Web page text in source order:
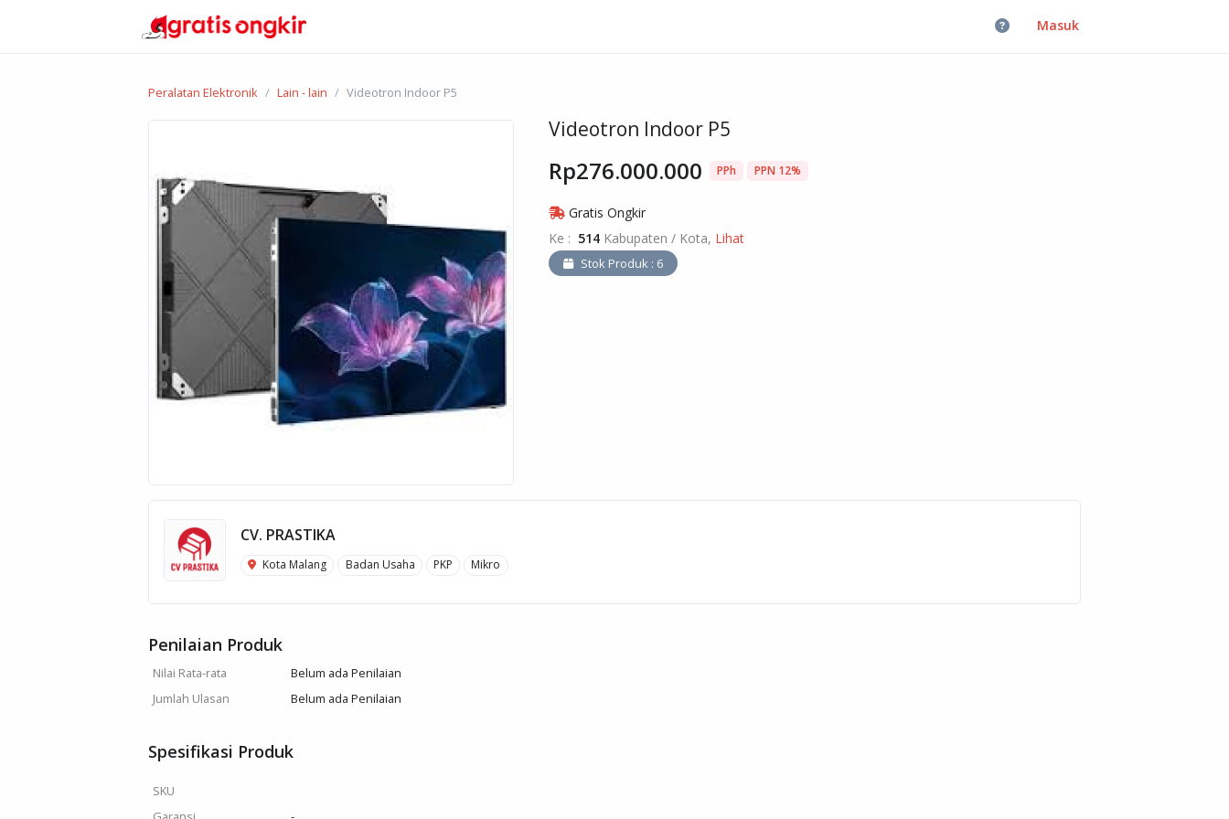
Masuk
Peralatan Elektronik Lain - lain Videotron Indoor P5
Videotron Indoor P5
Rp276.000.000 PPh PPN 12%
Gratis Ongkir
Ke : 514Kabupaten / Kota, Lihat
Stok Produk : 6
CV. PRASTIKA
Kota Malang Badan Usaha PKP Mikro
Penilaian Produk
Nilai Rata-rata
Belum ada Penilaian
Jumlah Ulasan
Belum ada Penilaian
Spesifikasi Produk
SKU